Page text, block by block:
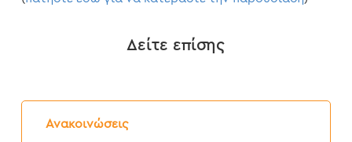
Δείτε επίσης
Ανακοινώσεις
Δελτίο
Τύπου: